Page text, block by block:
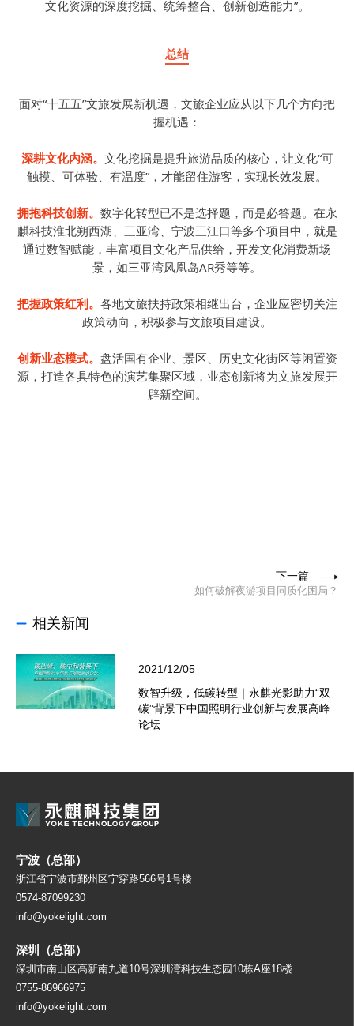
文化资源的深度挖掘、统筹整合、创新创造能力”。
总结
面对“十五五”文旅发展新机遇，文旅企业应从以下几个方向把
握机遇：
深耕文化内涵。 文化挖掘是提升旅游品质的核心，让文化“可
触摸、可体验、有温度”，才能留住游客，实现长效发展。
拥抱科技创新。 数字化转型已不是选择题，而是必答题。在永
麒科技淮北朔西湖、三亚湾、宁波三江口等多个项目中，就是
通过数智赋能，丰富项目文化产品供给，开发文化消费新场
景，如三亚湾凤凰岛AR秀等等。
把握政策红利。 各地文旅扶持政策相继出台，企业应密切关注
政策动向，积极参与文旅项目建设。
创新业态模式。 盘活国有企业、景区、历史文化街区等闲置资
源，打造各具特色的演艺集聚区域，业态创新将为文旅发展开
辟新空间。
下一篇
如何破解夜游项目同质化困局？
相关新闻
2021/12/05
数智升级，低碳转型｜永麒光影助力“双
碳”背景下中国照明行业创新与发展高峰
论坛
宁波（总部）
浙江省宁波市鄞州区宁穿路566号1号楼
0574-87099230
info@yokelight.com
深圳（总部）
深圳市南山区高新南九道10号深圳湾科技生态园10栋A座18楼
0755-86966975
info@yokelight.com